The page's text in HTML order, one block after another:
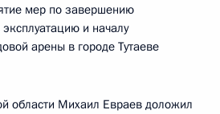
мер по завершению
и началу
арены в городе Тутаеве
области Михаил Евраев доложил